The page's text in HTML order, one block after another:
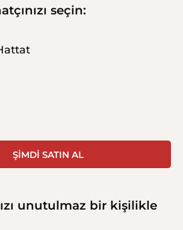
seçin:
ŞIMDI SATIN AL
unutulmaz bir kişilikle